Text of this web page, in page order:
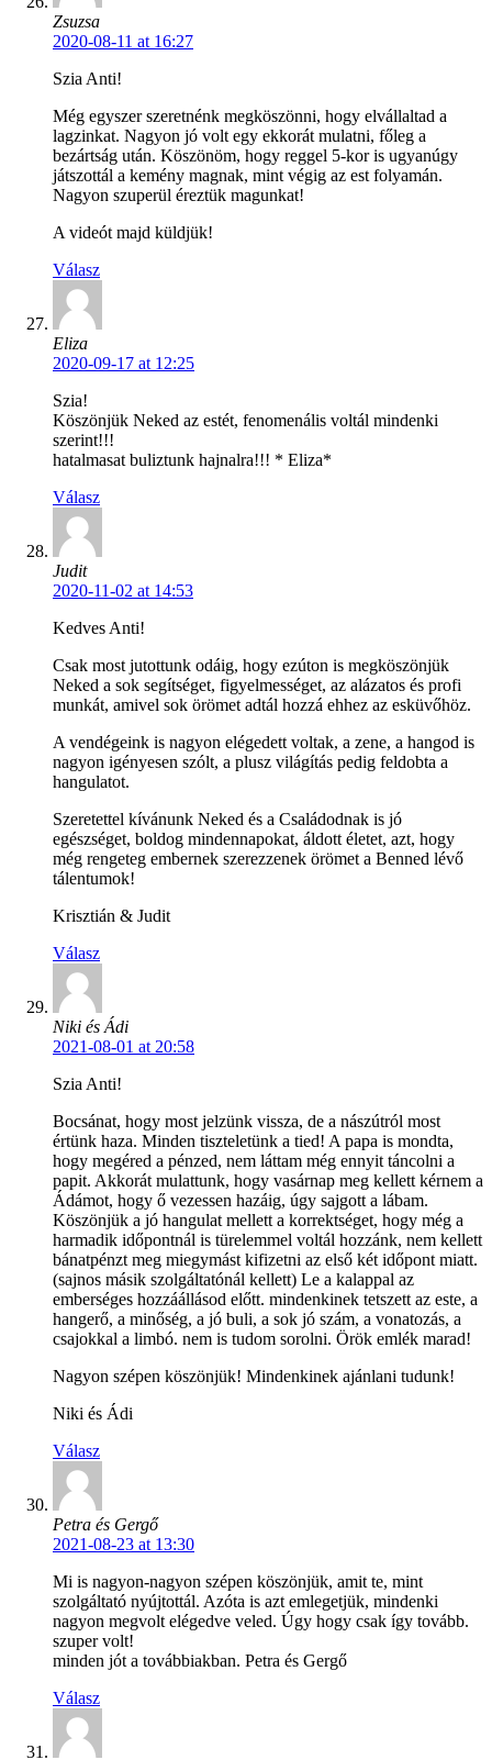
Zsuzsa
2020-08-11 at 16:27
Szia Anti!
Még egyszer szeretnénk megköszönni, hogy elvállaltad a
lagzinkat. Nagyon jó volt egy ekkorát mulatni, főleg a
bezártság után. Köszönöm, hogy reggel 5-kor is ugyanúgy
játszottál a kemény magnak, mint végig az est folyamán.
Nagyon szuperül éreztük magunkat!
A videót majd küldjük!
Válasz
Eliza
2020-09-17 at 12:25
Szia!
Köszönjük Neked az estét, fenomenális voltál mindenki
szerint!!!
hatalmasat buliztunk hajnalra!!! * Eliza*
Válasz
Judit
2020-11-02 at 14:53
Kedves Anti!
Csak most jutottunk odáig, hogy ezúton is megköszönjük
Neked a sok segítséget, figyelmességet, az alázatos és profi
munkát, amivel sok örömet adtál hozzá ehhez az esküvőhöz.
A vendégeink is nagyon elégedett voltak, a zene, a hangod is
nagyon igényesen szólt, a plusz világítás pedig feldobta a
hangulatot.
Szeretettel kívánunk Neked és a Családodnak is jó
egészséget, boldog mindennapokat, áldott életet, azt, hogy
még rengeteg embernek szerezzenek örömet a Benned lévő
tálentumok!
Krisztián & Judit
Válasz
Niki és Ádi
2021-08-01 at 20:58
Szia Anti!
Bocsánat, hogy most jelzünk vissza, de a nászútról most
értünk haza. Minden tiszteletünk a tied! A papa is mondta,
hogy megéred a pénzed, nem láttam még ennyit táncolni a
papit. Akkorát mulattunk, hogy vasárnap meg kellett kérnem a
Ádámot, hogy ő vezessen hazáig, úgy sajgott a lábam.
Köszönjük a jó hangulat mellett a korrektséget, hogy még a
harmadik időpontnál is türelemmel voltál hozzánk, nem kellett
bánatpénzt meg miegymást kifizetni az első két időpont miatt.
(sajnos másik szolgáltatónál kellett) Le a kalappal az
emberséges hozzáállásod előtt. mindenkinek tetszett az este, a
hangerő, a minőség, a jó buli, a sok jó szám, a vonatozás, a
csajokkal a limbó. nem is tudom sorolni. Örök emlék marad!
Nagyon szépen köszönjük! Mindenkinek ajánlani tudunk!
Niki és Ádi
Válasz
Petra és Gergő
2021-08-23 at 13:30
Mi is nagyon-nagyon szépen köszönjük, amit te, mint
szolgáltató nyújtottál. Azóta is azt emlegetjük, mindenki
nagyon megvolt elégedve veled. Úgy hogy csak így tovább.
szuper volt!
minden jót a továbbiakban. Petra és Gergő
Válasz